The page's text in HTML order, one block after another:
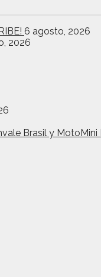
6 agosto, 2026
2026
Brasil y MotoMini